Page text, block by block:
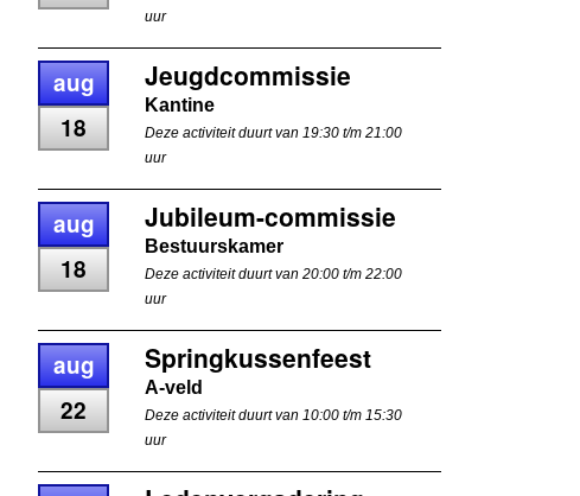
uur
aug
18
Jeugdcommissie
Kantine
Deze activiteit duurt van 19:30 t/m 21:00
uur
aug
18
Jubileum-commissie
Bestuurskamer
Deze activiteit duurt van 20:00 t/m 22:00
uur
aug
22
Springkussenfeest
A-veld
Deze activiteit duurt van 10:00 t/m 15:30
uur